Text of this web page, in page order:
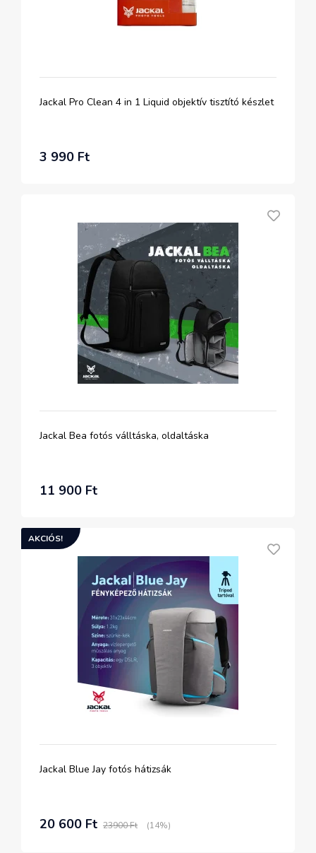
Jackal Pro Clean 4 in 1 Liquid objektív tisztító készlet
3 990 Ft
Jackal Bea fotós válltáska, oldaltáska
11 900 Ft
AKCIÓS!
Jackal Blue Jay fotós hátizsák
20 600 Ft 23900 Ft (14%)